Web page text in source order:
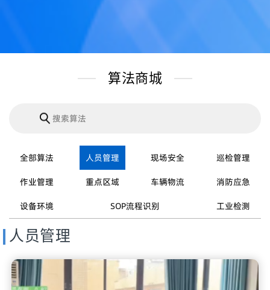
算法商城
全部算法 人员管理 现场安全
巡检管理
作业管理
重点区域 车辆物流
消防应急
设备环境
SOP流程识别 工业检测
人员管理